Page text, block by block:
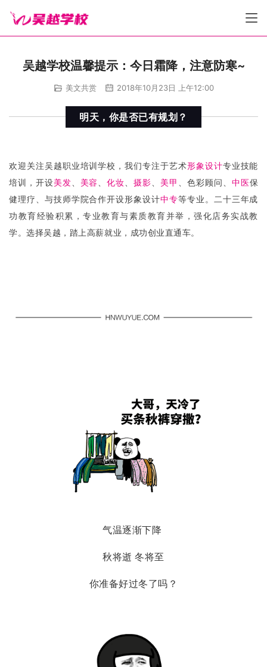
吴越学校温馨提示：今日霜降，注意防寒~
美文共赏 2018年10月23日 上午12:00
明天，你是否已有规划？
欢迎关注吴越职业培训学校，我们专注于艺术形象设计专业技能
培训，开设美发 美容 、化妆 、摄影 美甲 、色彩顾问、 中医保
健理疗、与技师学院合作开设形象设计中专等专业。二十三年成
功教育经验积累，专业教育与素质教育并举，强化店务实战教
学。选择吴越，踏上高薪就业，成功创业直通车。
气温逐渐下降
秋将逝 冬将至
你准备好过冬了吗？